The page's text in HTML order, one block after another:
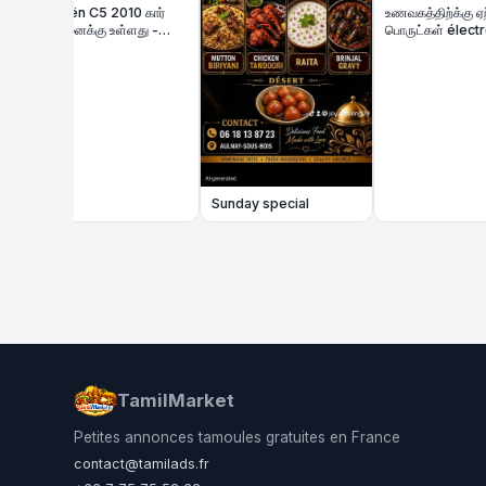
C5 2010 கார்
உள்ளது -
Sunday special
உணவகத்திற்க்கு ஏற்ற
பொருட்கள் électronique
விற்பனைக்கு
TamilMarket
Petites annonces tamoules gratuites en France
contact@tamilads.fr